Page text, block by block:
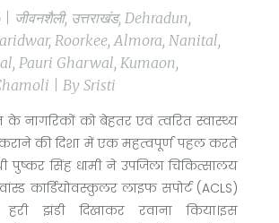
जीवनशैली, उत्तराखंड, Dehradun,
Roorkee, Almora, Nanital,
Pauri Gharwal, Kumaon,
| By Sristi
नागरिकों को बेहतर एवं त्वरित स्वास्थ्य
की दिशा में एक महत्वपूर्ण पहल करते
पुष्कर सिंह धामी ने उपजिला चिकित्सालय
कार्डियोवस्कुलर लाइफ सपोर्ट (ACLS)
झंडी दिखाकर रवाना किया।इस